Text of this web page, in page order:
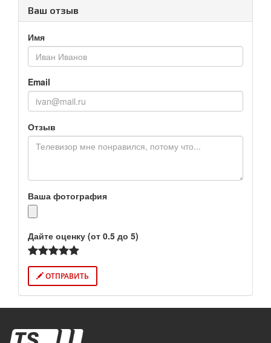
Ваш отзыв
Имя
Email
Отзыв
Ваша фотография
Дайте оценку (от 0.5 до 5)
ОТПРАВИТЬ